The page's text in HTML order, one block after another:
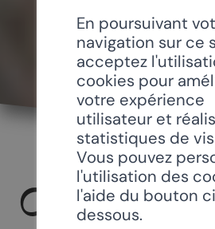
CONCERT
En poursuivant
navigation sur ce
acceptez
cookies pour
votre expérience
utilisateur et
statistiques de
Vous pouvez
l'utilisation des
l'aide du bouton
dessous.